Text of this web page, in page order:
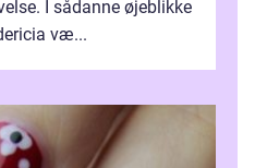
I sådanne øjeblikke
væ...